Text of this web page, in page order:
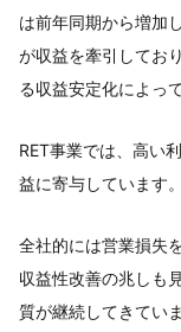
は前年同期から増加
が収益を牽引してお
る収益安定化によっ
RET事業では、高い
益に寄与しています。
全社的には営業損失
収益性改善の兆しも
質が継続してきてい